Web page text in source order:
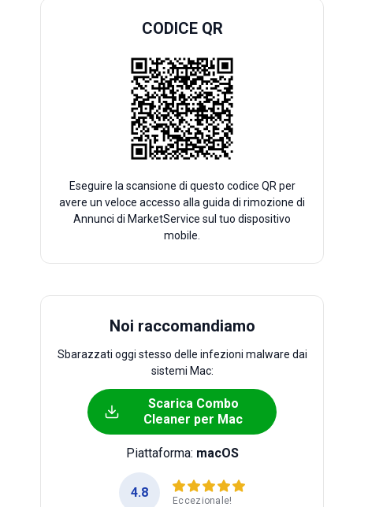
CODICE QR
Eseguire la scansione di questo codice QR per
avere un veloce accesso alla guida di rimozione di
Annunci di MarketService sul tuo dispositivo
mobile.
Noi raccomandiamo
Sbarazzati oggi stesso delle infezioni malware dai
sistemi Mac:
Scarica Combo
Cleaner per Mac
Piattaforma: macOS
4.8
Eccezionale!